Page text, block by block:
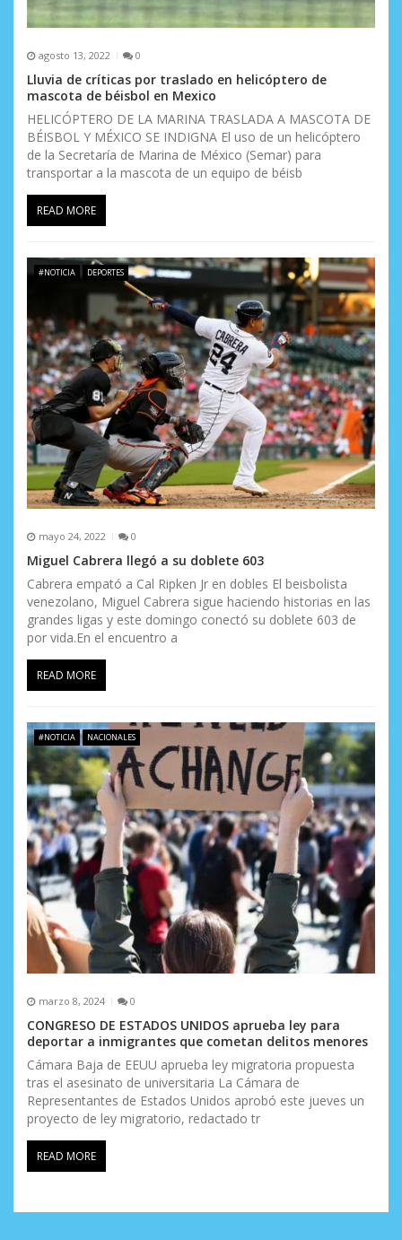
agosto 13, 2022 0
Lluvia de críticas por traslado en helicóptero de
mascota de béisbol en Mexico
HELICÓPTERO DE LA MARINA TRASLADA A MASCOTA DE
BÉISBOL Y MÉXICO SE INDIGNA El uso de un helicóptero
de la Secretaría de Marina de México (Semar) para
transportar a la mascota de un equipo de béisb
READ MORE
#NOTICIA DEPORTES
mayo 24, 2022 0
Miguel Cabrera llegó a su doblete 603
Cabrera empató a Cal Ripken Jr en dobles El beisbolista
venezolano, Miguel Cabrera sigue haciendo historias en las
grandes ligas y este domingo conectó su doblete 603 de
por vida.En el encuentro a
READ MORE
#NOTICIA NACIONALES
marzo 8, 2024 0
CONGRESO DE ESTADOS UNIDOS aprueba ley para
deportar a inmigrantes que cometan delitos menores
Cámara Baja de EEUU aprueba ley migratoria propuesta
tras el asesinato de universitaria La Cámara de
Representantes de Estados Unidos aprobó este jueves un
proyecto de ley migratorio, redactado tr
READ MORE